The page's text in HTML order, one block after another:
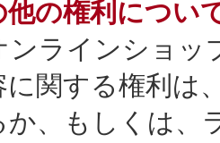
プリマモイスト
他の権利につい
ンラインショッ
に関する権利は
か、もしくは、